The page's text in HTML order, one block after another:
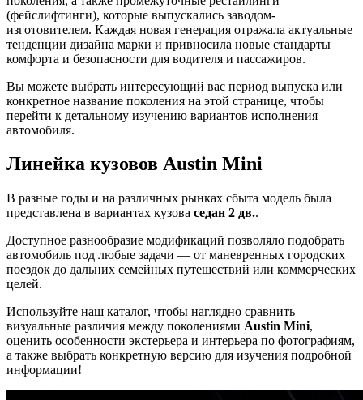
(фейслифтинги), которые выпускались заводом-
изготовителем. Каждая новая генерация отражала актуальные
тенденции дизайна марки и привносила новые стандарты
комфорта и безопасности для водителя и пассажиров.
Вы можете выбрать интересующий вас период выпуска или
конкретное название поколения на этой странице, чтобы
перейти к детальному изучению вариантов исполнения
автомобиля.
Линейка кузовов Austin Mini
В разные годы и на различных рынках сбыта модель была
представлена в вариантах кузова седан 2 дв..
Доступное разнообразие модификаций позволяло подобрать
автомобиль под любые задачи — от маневренных городских
поездок до дальних семейных путешествий или коммерческих
целей.
Используйте наш каталог, чтобы наглядно сравнить
визуальные различия между поколениями Austin Mini,
оценить особенности экстерьера и интерьера по фотографиям,
а также выбрать конкретную версию для изучения подробной
информации!